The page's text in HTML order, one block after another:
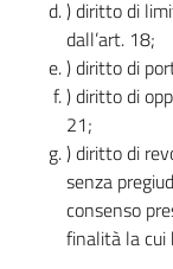
) diritto di
dall’art. 18;
) diritto di
) diritto di
21;
) diritto di
senza
consenso
finalità la cui